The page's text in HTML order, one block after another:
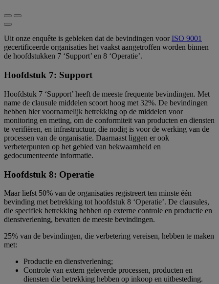
Uit onze enquête is gebleken dat de bevindingen voorISO 9001
gecertificeerde organisaties het vaakst aangetroffen worden binnen
de hoofdstukken 7 ‘Support’ en 8 ‘Operatie’.
Hoofdstuk 7: Support
Hoofdstuk 7 ‘Support’ heeft de meeste frequente bevindingen. Met
name de clausule middelen scoort hoog met 32%. De bevindingen
hebben hier voornamelijk betrekking op de middelen voor
monitoring en meting, om de conformiteit van producten en diensten
te verifiëren, en infrastructuur, die nodig is voor de werking van de
processen van de organisatie. Daarnaast liggen er ook
verbeterpunten op het gebied van bekwaamheid en
gedocumenteerde informatie.
Hoofdstuk 8: Operatie
Maar liefst 50% van de organisaties registreert ten minste één
bevinding met betrekking tot hoofdstuk 8 ‘Operatie’. De clausules,
die specifiek betrekking hebben op externe controle en productie en
dienstverlening, bevatten de meeste bevindingen.
25% van de bevindingen, die verbetering vereisen, hebben te maken
met:
Productie en dienstverlening;
Controle van extern geleverde processen, producten en
diensten die betrekking hebben op inkoop en uitbesteding.